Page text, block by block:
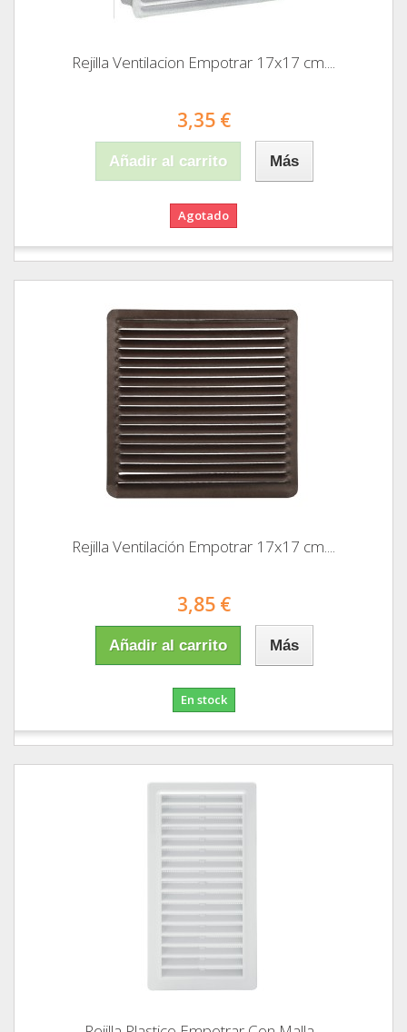
Rejilla Ventilacion Empotrar 17x17 cm....
3,35 €
Añadir al carrito Más
Agotado
Rejilla Ventilación Empotrar 17x17 cm....
3,85 €
Añadir al carrito Más
En stock